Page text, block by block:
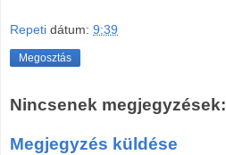
Repeti dátum: 9:39
Megosztás
Nincsenek megjegyzések:
Megjegyzés küldése